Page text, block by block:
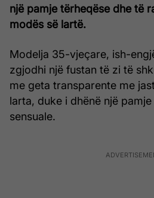
një pamje tërheqëse dhe të
modës së lartë.
Modelja 35-vjeçare, ish-
zgjodhi një fustan të zi të
me geta transparente me
larta, duke i dhënë një
sensuale.